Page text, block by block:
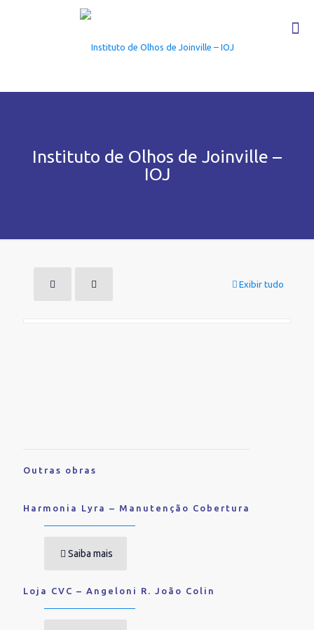
Instituto de Olhos de Joinville –
IOJ
Exibir tudo
Outras obras
Harmonia Lyra – Manutenção Cobertura
Saiba mais
Loja CVC – Angeloni R. João Colin